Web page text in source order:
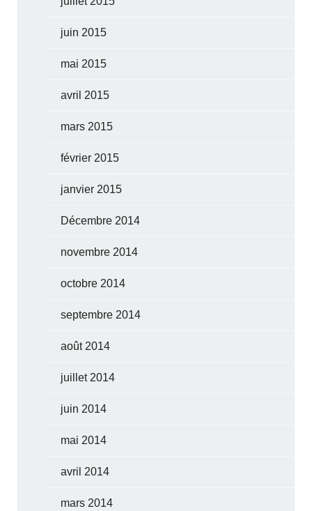
juin 2015
mai 2015
avril 2015
mars 2015
février 2015
janvier 2015
Décembre 2014
novembre 2014
octobre 2014
septembre 2014
août 2014
juillet 2014
juin 2014
mai 2014
avril 2014
mars 2014